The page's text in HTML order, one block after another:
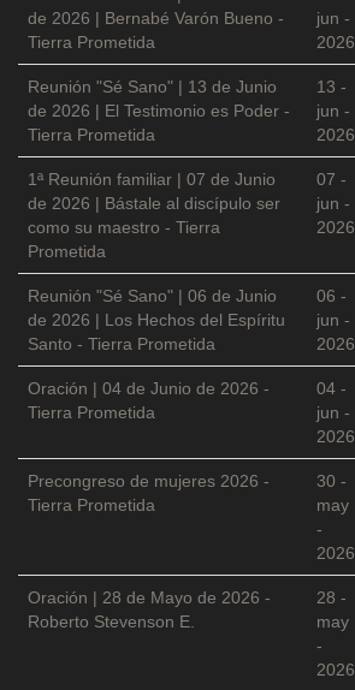
de 2026 | Bernabé Varón Bueno -
Tierra Prometida
jun -
2026
Reunión "Sé Sano" | 13 de Junio
de 2026 | El Testimonio es Poder -
Tierra Prometida
13 -
jun -
2026
1ª Reunión familiar | 07 de Junio
de 2026 | Bástale al discípulo ser
como su maestro - Tierra
Prometida
07 -
jun -
2026
Reunión "Sé Sano" | 06 de Junio
de 2026 | Los Hechos del Espíritu
Santo - Tierra Prometida
06 -
jun -
2026
Oración | 04 de Junio de 2026 -
Tierra Prometida
04 -
jun -
2026
Precongreso de mujeres 2026 -
Tierra Prometida
30 -
may
-
2026
Oración | 28 de Mayo de 2026 -
Roberto Stevenson E.
28 -
may
-
2026